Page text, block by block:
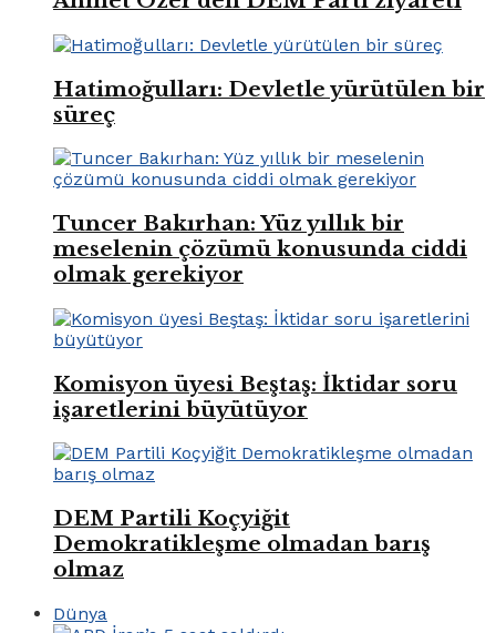
Hatimoğulları: Devletle yürütülen bir
süreç
Tuncer Bakırhan: Yüz yıllık bir
meselenin çözümü konusunda ciddi
olmak gerekiyor
Komisyon üyesi Beştaş: İktidar soru
işaretlerini büyütüyor
DEM Partili Koçyiğit
Demokratikleşme olmadan barış
olmaz
Dünya